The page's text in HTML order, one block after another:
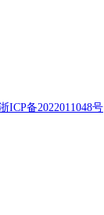
ICP备2022011048号